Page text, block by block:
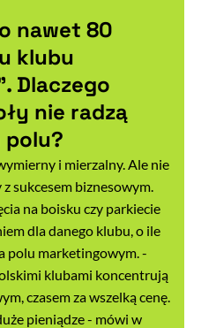
nawet 80
klubu
Dlaczego
nie radzą
polu?
i mierzalny. Ale nie
sukcesem biznesowym.
na boisku czy parkiecie
dla danego klubu, o ile
polu marketingowym. -
klubami koncentrują
czasem za wszelką cenę.
pieniądze - mówi w